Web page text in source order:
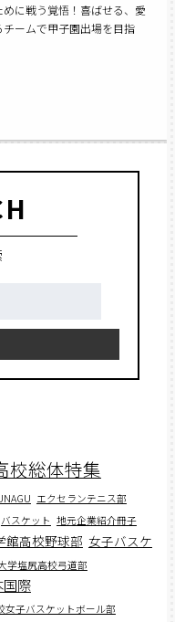
めに戦う覚悟！喜ばせる、愛
チームで甲子園出場を目指
校総体特集
エクセランテニス部
バスケット 地元企業紹介冊子
館高校野球部 女子バスケ
学塩尻高校弓道部
際
女子バスケットボール部